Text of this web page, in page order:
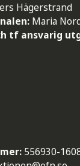
Hägerstrand
Maria
tf ansvarig
556930-